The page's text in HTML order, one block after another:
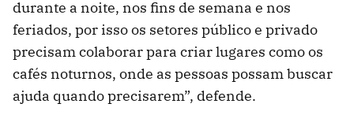
durante a noite, nos fins de semana e nos
feriados, por isso os setores público e privado
precisam colaborar para criar lugares como os
cafés noturnos, onde as pessoas possam buscar
ajuda quando precisarem”, defende.